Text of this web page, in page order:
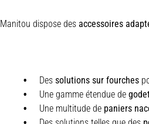
Manitou dispose des accessoires
Des solutions sur fourches
Une gamme étendue de
Une multitude de paniers